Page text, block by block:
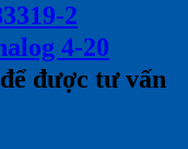
2
4-20
được tư vấn